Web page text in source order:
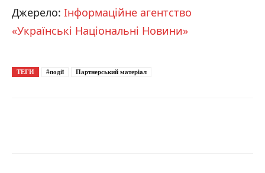
Джерело: Інформаційне агентство
«Українські Національні Новини»
ТЕГИ #події Партнерський матеріал